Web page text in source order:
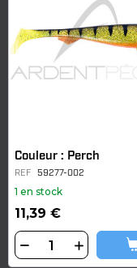
Couleur : Perch
REF 59277-002
1 en stock
11,39 €